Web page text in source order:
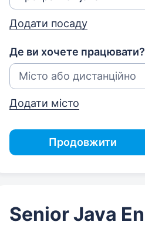
Додати посаду
Де ви хочете працювати?
Додати місто
Продовжити
Senior Java